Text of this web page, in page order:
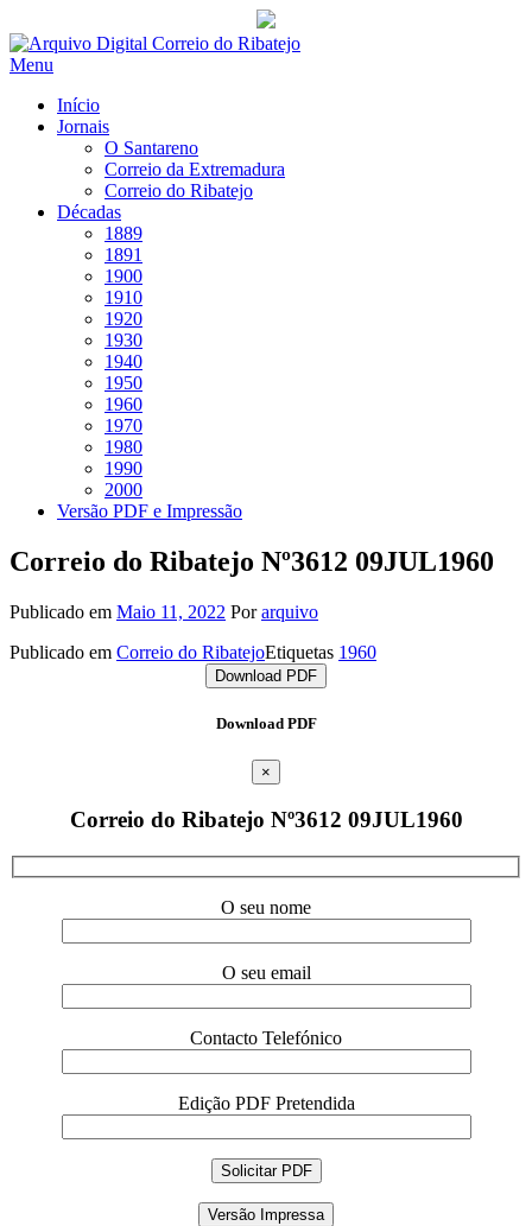
Saltar
para
Menu
Início
Jornais
O Santareno
Correio da Extremadura
Correio do Ribatejo
Décadas
1889
1891
1900
1910
1920
1930
1940
1950
1960
1970
1980
1990
2000
Versão PDF e Impressão
Correio do Ribatejo Nº3612 09JUL1960
Publicado em Maio 11, 2022 Porarquivo
Publicado em Correio do RibatejoEtiquetas 1960
Download PDF
Download PDF
×
Correio do Ribatejo Nº3612 09JUL1960
O seu nome
O seu email
Contacto Telefónico
Edição PDF Pretendida
Versão Impressa